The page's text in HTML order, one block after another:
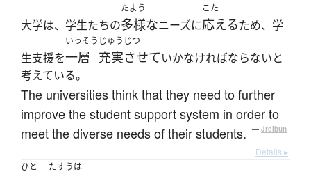
大学は、学生たちの
たよう
多様なニーズに
こた
応えるため、学
生支援を
いっそう
一層
じゅうじつ
充実させていかなければならないと
考えている。
The universities think that they need to further
improve the student support system in order to
meet the diverse needs of their students.
— Jreibun
Details ▸
ひと
たすうは